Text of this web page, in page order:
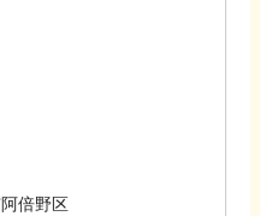
倍野区